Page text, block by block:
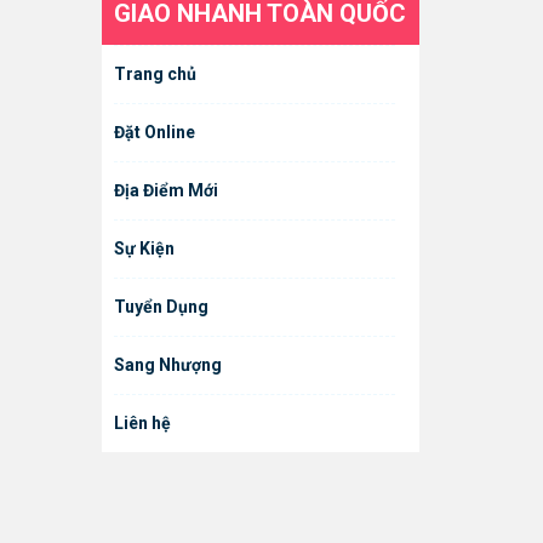
GIAO NHANH TOÀN QUỐC
Trang chủ
Đặt Online
Địa Điểm Mới
Sự Kiện
Tuyển Dụng
Sang Nhượng
Liên hệ